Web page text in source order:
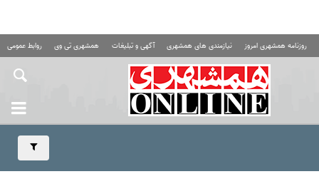
روزنامه همشهری امروز نیازمندی های همشهری آگهی و تبلیغات همشهری تی وی روابط عمومی